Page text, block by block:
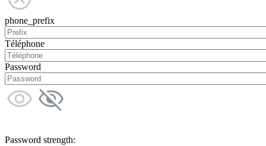
phone_prefix
Téléphone
Password
Password strength: